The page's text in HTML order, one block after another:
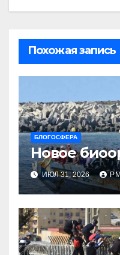
Похожая запись
БЛОГОСФЕРА
Новое
ИЮЛ 31, 2026 РМ